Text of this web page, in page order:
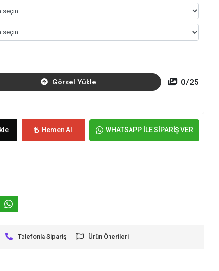
Görsel Yükle 0/25
Hemen Al WHATSAPP İLE SİPARİŞ VER
Telefonla Sipariş Ürün Önerileri